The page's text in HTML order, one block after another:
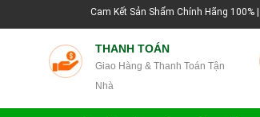
Cam Kết Sản Shẩm Chính Hãng 100% | Hãy Mua
THANH TOÁN
Giao Hàng & Thanh Toán Tận
Nhà